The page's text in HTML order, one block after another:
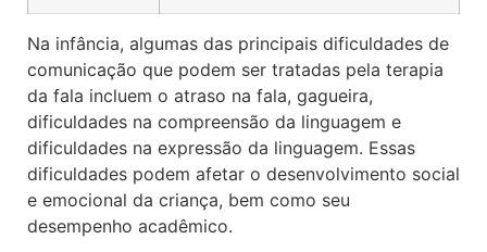
Na infância, algumas das principais dificuldades de
comunicação que podem ser tratadas pela terapia
da fala incluem o atraso na fala, gagueira,
dificuldades na compreensão da linguagem e
dificuldades na expressão da linguagem. Essas
dificuldades podem afetar o desenvolvimento social
e emocional da criança, bem como seu
desempenho acadêmico.